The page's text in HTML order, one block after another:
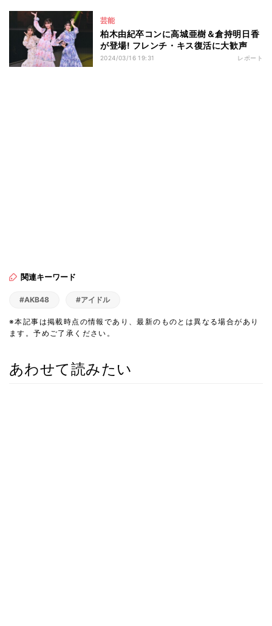
芸能
柏木由紀卒コンに高城亜樹＆倉持明日香
が登場! フレンチ・キス復活に大歓声
2024/03/16 19:31 レポート
関連キーワード
#AKB48 #アイドル
※本記事は掲載時点の情報であり、最新のものとは異なる場合があり
ます。予めご了承ください。
あわせて読みたい